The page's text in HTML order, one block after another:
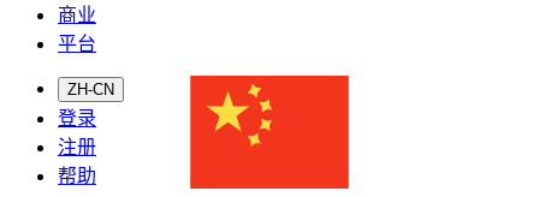
商业
平台
ZH-CN
登录
注册
帮助